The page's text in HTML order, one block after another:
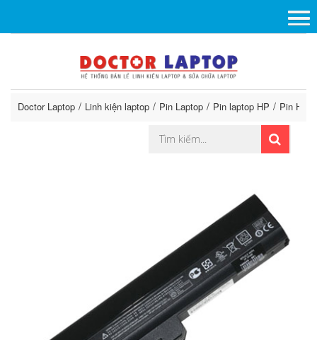
Doctor Laptop Linh kiện laptop Pin Laptop Pin laptop HP Pin HP